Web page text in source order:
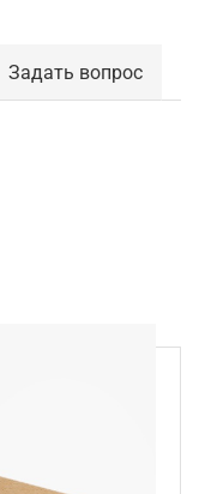
Задать вопрос